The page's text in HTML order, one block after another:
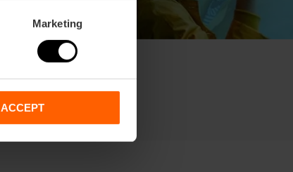
Marketing
ACCEPT